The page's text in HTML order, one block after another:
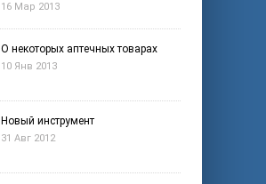
16 Мар 2013
О некоторых аптечных товарах
10 Янв 2013
Новый инструмент
31 Авг 2012